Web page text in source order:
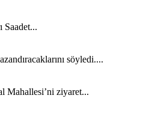
Saadet...
söyledi....
Mahallesi’ni ziyaret...